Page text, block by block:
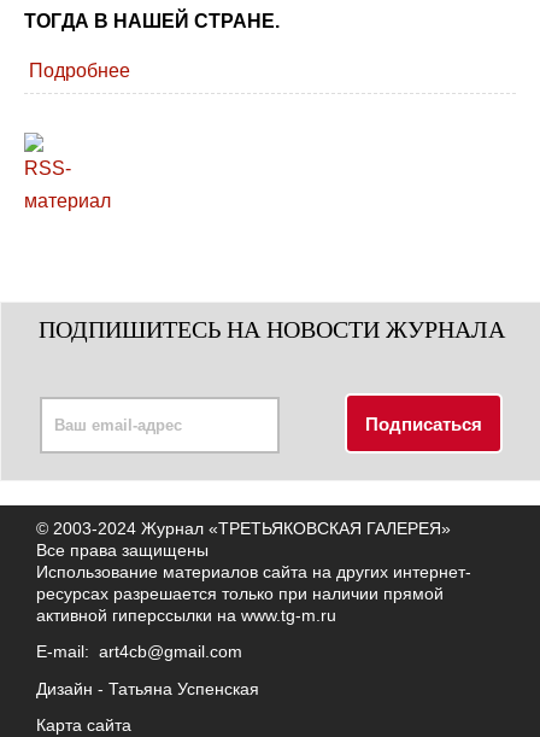
ТОГДА В НАШЕЙ СТРАНЕ.
Подробнее
ПОДПИШИТЕСЬ НА НОВОСТИ ЖУРНАЛА
© 2003-2024 Журнал «ТРЕТЬЯКОВСКАЯ ГАЛЕРЕЯ»
Все права защищены
Использование материалов сайта на других интернет-
ресурсах разрешается только при наличии прямой
активной гиперссылки на www.tg-m.ru
E-mail: art4cb@gmail.com
Дизайн - Татьяна Успенская
Карта сайта